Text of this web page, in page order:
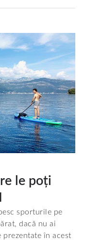
le poți
sporturile pe
dacă nu ai
în acest